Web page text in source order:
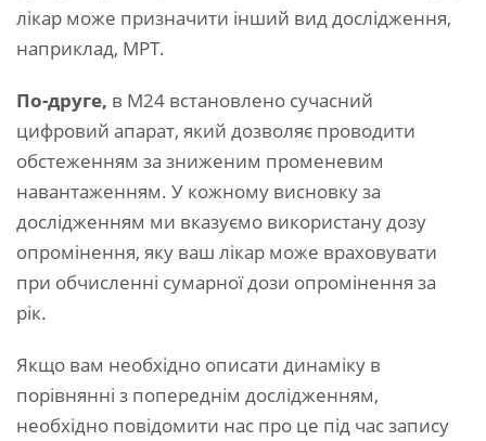
лікар може призначити інший вид дослідження,
наприклад, МРТ.
По-друге, в М24 встановлено сучасний
цифровий апарат, який дозволяє проводити
обстеженням за зниженим променевим
навантаженням. У кожному висновку за
дослідженням ми вказуємо використану дозу
опромінення, яку ваш лікар може враховувати
при обчисленні сумарної дози опромінення за
рік.
Якщо вам необхідно описати динаміку в
порівнянні з попереднім дослідженням,
необхідно повідомити нас про це під час запису